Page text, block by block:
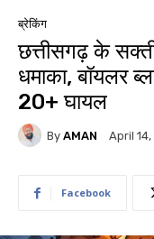
ब्रेकिंग
छत्तीसगढ़ के
धमाका, बॉयलर
20+ घायल
By AMAN April
Facebook